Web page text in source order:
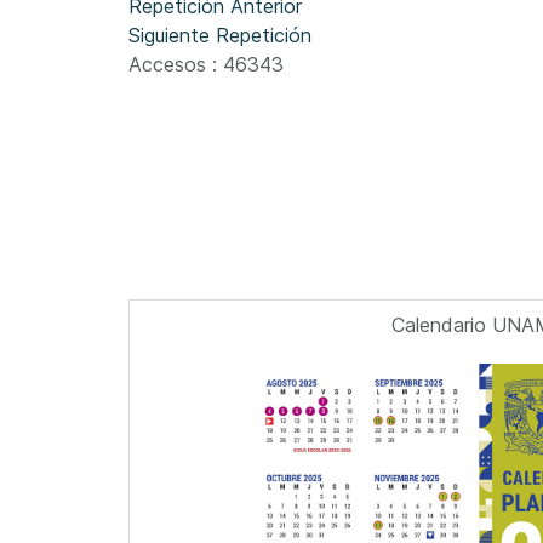
Repetición Anterior
Siguiente Repetición
Accesos : 46343
Calendario